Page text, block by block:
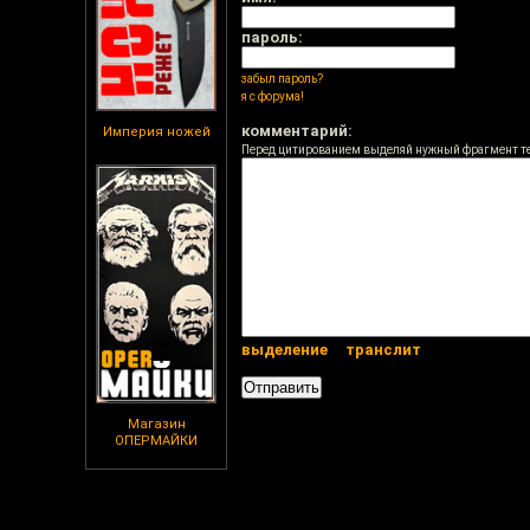
Империя ножей
Магазин
ОПЕРМАЙКИ
пароль:
забыл пароль?
я с форума!
комментарий:
Перед цитированием выделяй нужный фрагмент
выделение транслит